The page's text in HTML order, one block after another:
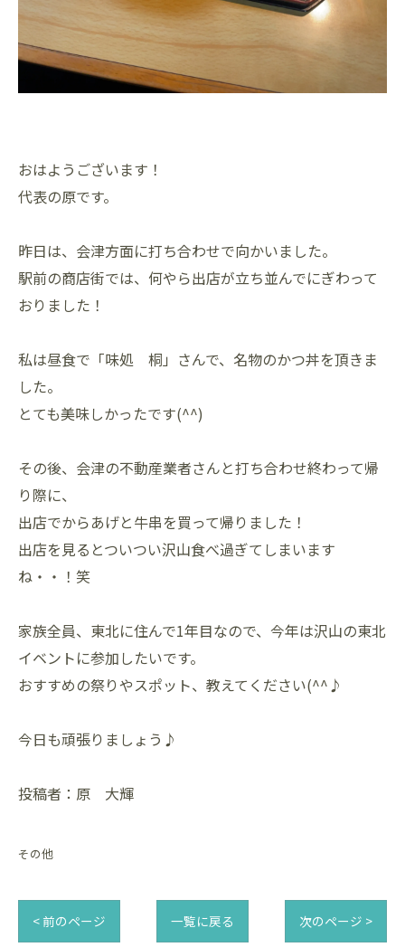
おはようございます！
代表の原です。
昨日は、会津方面に打ち合わせで向かいました。
駅前の商店街では、何やら出店が立ち並んでにぎわって
おりました！
私は昼食で「味処 桐」さんで、名物のかつ丼を頂きま
した。
とても美味しかったです(^^)
その後、会津の不動産業者さんと打ち合わせ終わって帰
り際に、
出店でからあげと牛串を買って帰りました！
出店を見るとついつい沢山食べ過ぎてしまいます
ね・・！笑
家族全員、東北に住んで1年目なので、今年は沢山の東北
イベントに参加したいです。
おすすめの祭りやスポット、教えてください(^^♪
今日も頑張りましょう♪
投稿者：原 大輝
その他
< 前のページ 一覧に戻る 次のページ >